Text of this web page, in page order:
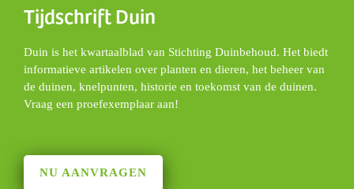
Tijdschrift Duin
Duin is het kwartaalblad van Stichting Duinbehoud. Het biedt
informatieve artikelen over planten en dieren, het beheer van
de duinen, knelpunten, historie en toekomst van de duinen.
Vraag een proefexemplaar aan!
NU AANVRAGEN